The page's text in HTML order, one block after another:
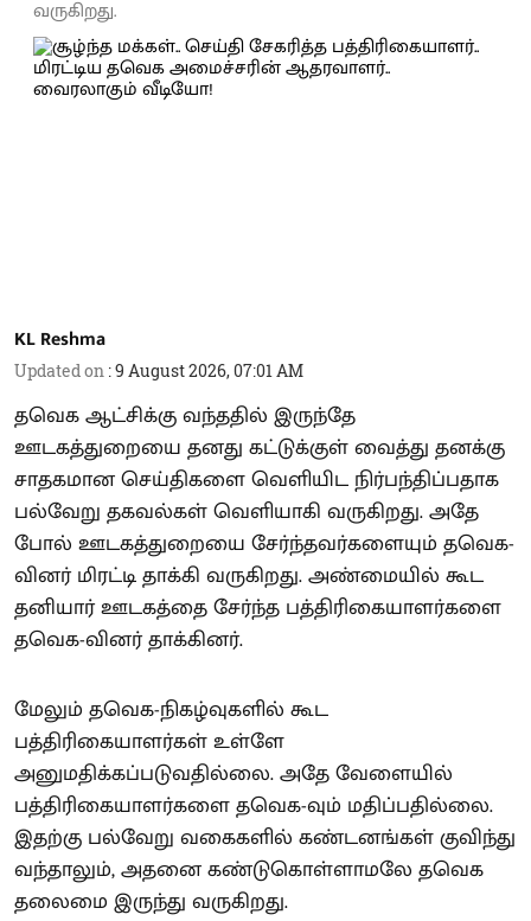
வருகிறது.
KL Reshma
Updated on :9 August 2026, 07:01 AM
தவெக ஆட்சிக்கு வந்ததில் இருந்தே
ஊடகத்துறையை தனது கட்டுக்குள் வைத்து தனக்கு
சாதகமான செய்திகளை வெளியிட நிர்பந்திப்பதாக
பல்வேறு தகவல்கள் வெளியாகி வருகிறது. அதே
போல் ஊடகத்துறையை சேர்ந்தவர்களையும் தவெக-
வினர் மிரட்டி தாக்கி வருகிறது. அண்மையில் கூட
தனியார் ஊடகத்தை சேர்ந்த பத்திரிகையாளர்களை
தவெக-வினர் தாக்கினர்.
மேலும் தவெக-நிகழ்வுகளில் கூட
பத்திரிகையாளர்கள் உள்ளே
அனுமதிக்கப்படுவதில்லை. அதே வேளையில்
பத்திரிகையாளர்களை தவெக-வும் மதிப்பதில்லை.
இதற்கு பல்வேறு வகைகளில் கண்டனங்கள் குவிந்து
வந்தாலும், அதனை கண்டுகொள்ளாமலே தவெக
தலைமை இருந்து வருகிறது.